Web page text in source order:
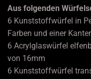
Aus folgenden
6 Kunststoffwürfel in
Farben und einer
6 Acrylglaswürfel
von 16mm
6 Kunststoffwürfel